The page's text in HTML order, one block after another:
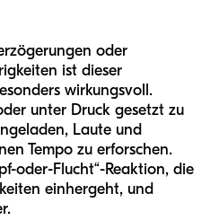
oder
ist dieser
wirkungsvoll.
unter Druck gesetzt zu
Laute und
Tempo zu erforschen.
oder-Flucht“-Reaktion, die
einhergeht, und